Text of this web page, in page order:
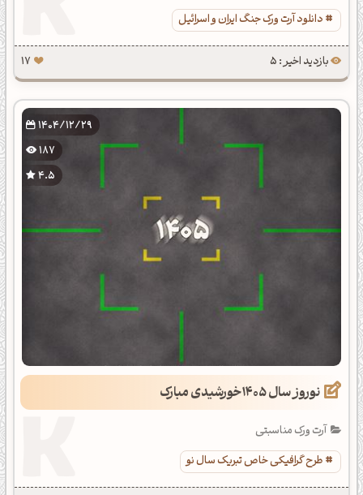
دانلود آرت ورک جنگ ایران و اسرائیل
بازدید اخیر : 5 17
1404/12/29
187
4.5
نوروز سال 1405خورشیدی مبارک
آرت ورک مناسبتی
طرح گرافیکی خاص تبریک سال نو